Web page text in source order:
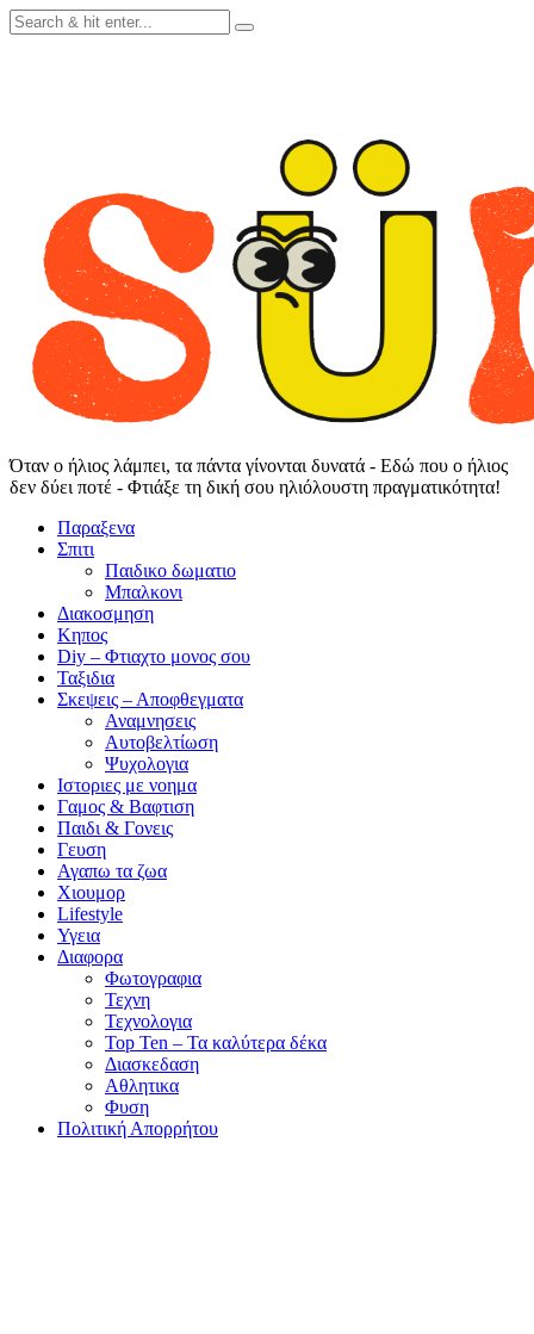
Skip
to
Όταν ο ήλιος λάμπει, τα πάντα γίνονται δυνατά - Εδώ που ο ήλιος
δεν δύει ποτέ - Φτιάξε τη δική σου ηλιόλουστη πραγματικότητα!
Παραξενα
Σπιτι
Παιδικο δωματιο
Μπαλκονι
Διακοσμηση
Κηπος
Diy – Φτιαχτο μονος σου
Ταξιδια
Σκεψεις – Αποφθεγματα
Αναμνησεις
Αυτοβελτίωση
Ψυχολογια
Ιστοριες με νοημα
Γαμος & Βαφτιση
Παιδι & Γονεις
Γευση
Αγαπω τα ζωα
Xιουμορ
Lifestyle
Υγεια
Διαφορα
Φωτογραφια
Τεχνη
Τεχνολογια
Top Ten – Τα καλύτερα δέκα
Διασκεδαση
Αθλητικα
Φυση
Πολιτική Απορρήτου